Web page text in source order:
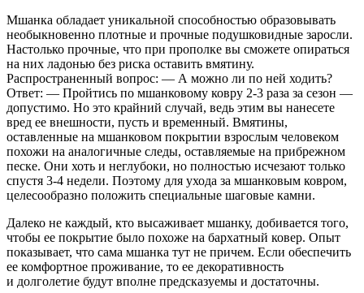
Мшанка обладает уникальной способностью образовывать
необыкновенно плотные и прочные подушковидные заросли.
Настолько прочные, что при прополке вы сможете опираться
на них ладонью без риска оставить вмятину.
Распространенный вопрос: — А можно ли по ней ходить?
Ответ: — Пройтись по мшанковому ковру 2-3 раза за сезон —
допустимо. Но это крайний случай, ведь этим вы нанесете
вред ее внешности, пусть и временный. Вмятины,
оставленные на мшанковом покрытии взрослым человеком
похожи на аналогичные следы, оставляемые на прибрежном
песке. Они хоть и неглубоки, но полностью исчезают только
спустя 3-4 недели. Поэтому для ухода за мшанковым ковром,
целесообразно положить специальные шаговые камни.
Далеко не каждый, кто высаживает мшанку, добивается того,
чтобы ее покрытие было похоже на бархатный ковер. Опыт
показывает, что сама мшанка тут не причем. Если обеспечить
ее комфортное проживание, то ее декоративность
и долголетие будут вполне предсказуемы и достаточны.